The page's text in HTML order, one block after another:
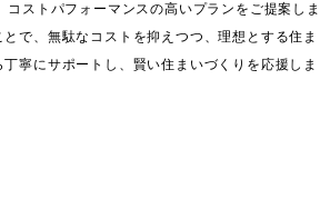
ストパフォーマンスの高いプランをご提案しま
で、無駄なコストを抑えつつ、理想とする住ま
寧にサポートし、賢い住まいづくりを応援しま